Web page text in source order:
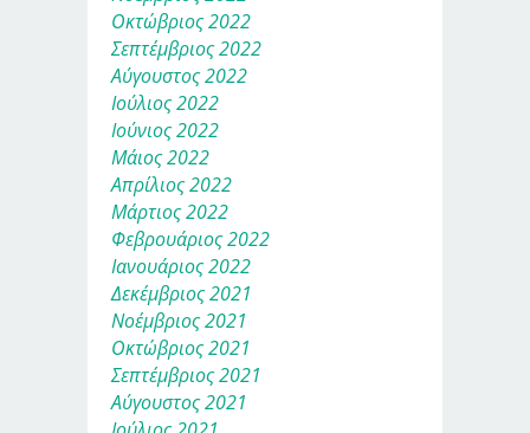
Οκτώβριος 2022
Σεπτέμβριος 2022
Αύγουστος 2022
Ιούλιος 2022
Ιούνιος 2022
Μάιος 2022
Απρίλιος 2022
Μάρτιος 2022
Φεβρουάριος 2022
Ιανουάριος 2022
Δεκέμβριος 2021
Νοέμβριος 2021
Οκτώβριος 2021
Σεπτέμβριος 2021
Αύγουστος 2021